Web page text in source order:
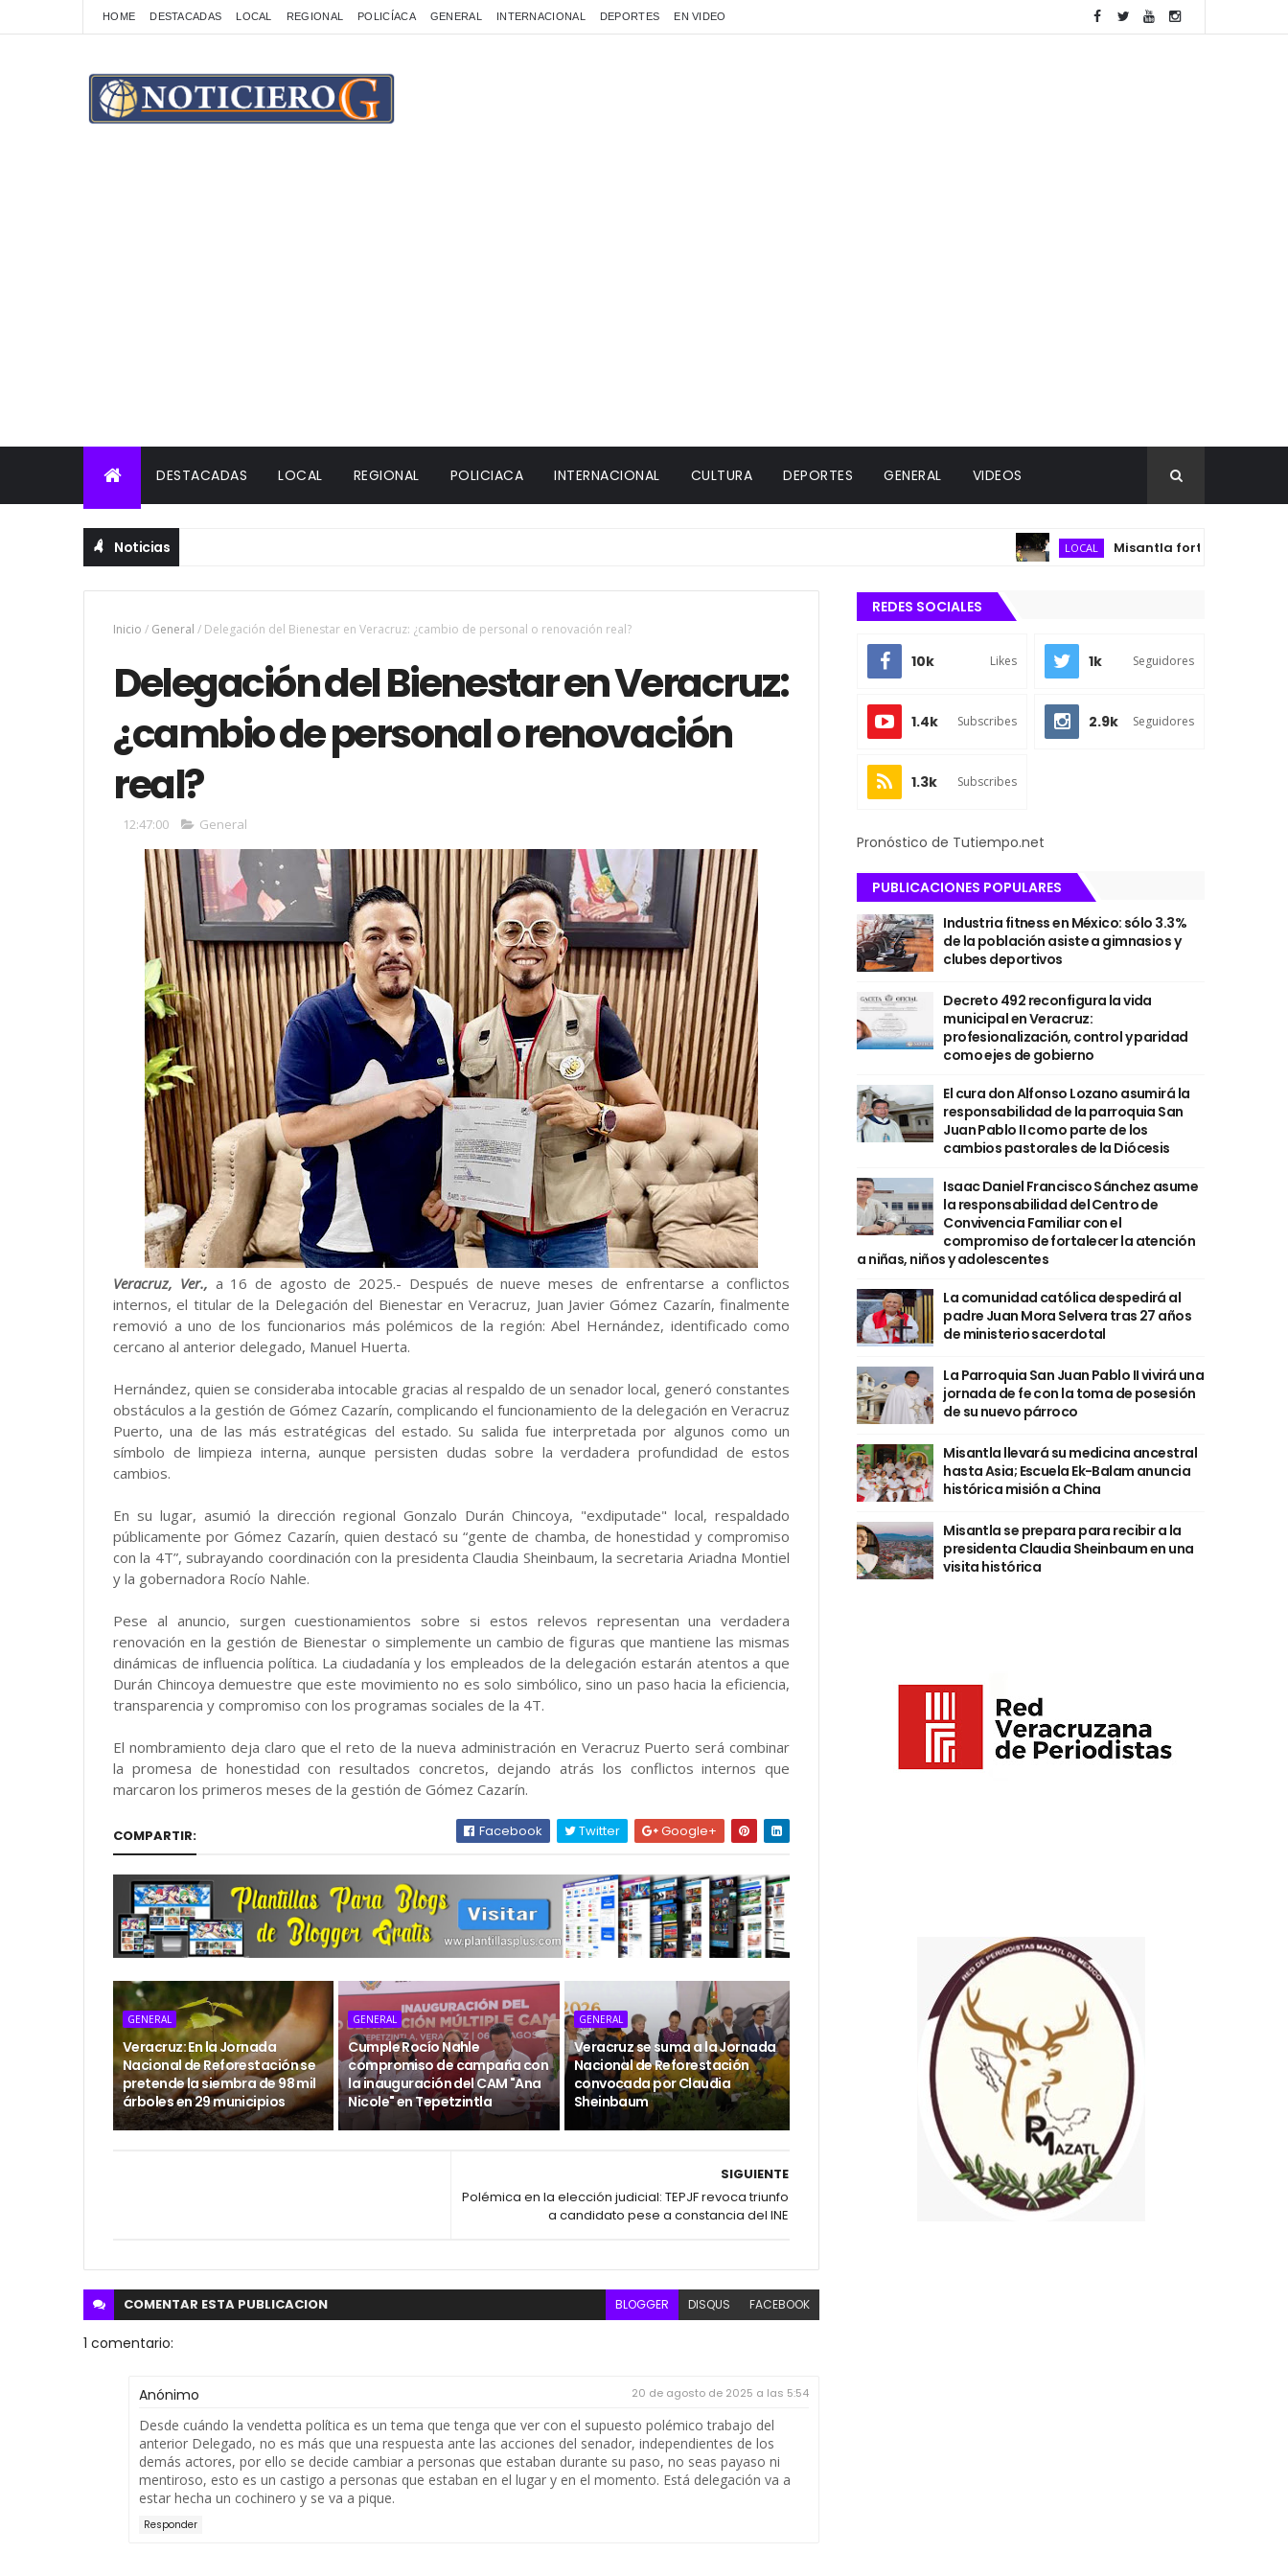
HOME DESTACADAS LOCAL REGIONAL POLICÍACA GENERAL INTERNACIONAL DEPORTES EN VIDEO
DESTACADAS LOCAL REGIONAL POLICIACA INTERNACIONAL CULTURA DEPORTES GENERAL VIDEOS
Noticias LOCAL Misantla fortalece
Inicio / General / Delegación del Bienestar en Veracruz: ¿cambio de personal o renovación real?
Delegación del Bienestar en Veracruz:
¿cambio de personal o renovación
real?
12:47:00 General
Veracruz, Ver., a 16 de agosto de 2025.- Después de nueve meses de enfrentarse a conflictos
internos, el titular de la Delegación del Bienestar en Veracruz, Juan Javier Gómez Cazarín, finalmente
removió a uno de los funcionarios más polémicos de la región: Abel Hernández, identificado como
cercano al anterior delegado, Manuel Huerta.
Hernández, quien se consideraba intocable gracias al respaldo de un senador local, generó constantes
obstáculos a la gestión de Gómez Cazarín, complicando el funcionamiento de la delegación en Veracruz
Puerto, una de las más estratégicas del estado. Su salida fue interpretada por algunos como un
símbolo de limpieza interna, aunque persisten dudas sobre la verdadera profundidad de estos
cambios.
En su lugar, asumió la dirección regional Gonzalo Durán Chincoya, "exdiputade" local, respaldado
públicamente por Gómez Cazarín, quien destacó su “gente de chamba, de honestidad y compromiso
con la 4T”, subrayando coordinación con la presidenta Claudia Sheinbaum, la secretaria Ariadna Montiel
y la gobernadora Rocío Nahle.
Pese al anuncio, surgen cuestionamientos sobre si estos relevos representan una verdadera
renovación en la gestión de Bienestar o simplemente un cambio de figuras que mantiene las mismas
dinámicas de influencia política. La ciudadanía y los empleados de la delegación estarán atentos a que
Durán Chincoya demuestre que este movimiento no es solo simbólico, sino un paso hacia la eficiencia,
transparencia y compromiso con los programas sociales de la 4T.
El nombramiento deja claro que el reto de la nueva administración en Veracruz Puerto será combinar
la promesa de honestidad con resultados concretos, dejando atrás los conflictos internos que
marcaron los primeros meses de la gestión de Gómez Cazarín.
COMPARTIR: Facebook Twitter Google+
GENERAL
Veracruz: En la Jornada
Nacional de Reforestación se
pretende la siembra de 98 mil
árboles en 29 municipios
GENERAL
Cumple Rocío Nahle
compromiso de campaña con
la inauguración del CAM "Ana
Nicole" en Tepetzintla
GENERAL
Veracruz se suma a la Jornada
Nacional de Reforestación
convocada por Claudia
Sheinbaum
SIGUIENTE
Polémica en la elección judicial: TEPJF revoca triunfo
a candidato pese a constancia del INE
COMENTAR ESTA PUBLICACION BLOGGER DISQUS FACEBOOK
1 comentario:
Anónimo 20 de agosto de 2025 a las 5:54
Desde cuándo la vendetta política es un tema que tenga que ver con el supuesto polémico trabajo del
anterior Delegado, no es más que una respuesta ante las acciones del senador, independientes de los
demás actores, por ello se decide cambiar a personas que estaban durante su paso, no seas payaso ni
mentiroso, esto es un castigo a personas que estaban en el lugar y en el momento. Está delegación va a
estar hecha un cochinero y se va a pique.
Responder
REDES SOCIALES
10k Likes 1k Seguidores
1.4k Subscribes 2.9k Seguidores
1.3k Subscribes
Pronóstico de Tutiempo.net
PUBLICACIONES POPULARES
Industria fitness en México: sólo 3.3%
de la población asiste a gimnasios y
clubes deportivos
Decreto 492 reconfigura la vida
municipal en Veracruz:
profesionalización, control y paridad
como ejes de gobierno
El cura don Alfonso Lozano asumirá la
responsabilidad de la parroquia San
Juan Pablo II como parte de los
cambios pastorales de la Diócesis
Isaac Daniel Francisco Sánchez asume
la responsabilidad del Centro de
Convivencia Familiar con el
compromiso de fortalecer la atención
a niñas, niños y adolescentes
La comunidad católica despedirá al
padre Juan Mora Selvera tras 27 años
de ministerio sacerdotal
La Parroquia San Juan Pablo II vivirá una
jornada de fe con la toma de posesión
de su nuevo párroco
Misantla llevará su medicina ancestral
hasta Asia; Escuela Ek-Balam anuncia
histórica misión a China
Misantla se prepara para recibir a la
presidenta Claudia Sheinbaum en una
visita histórica